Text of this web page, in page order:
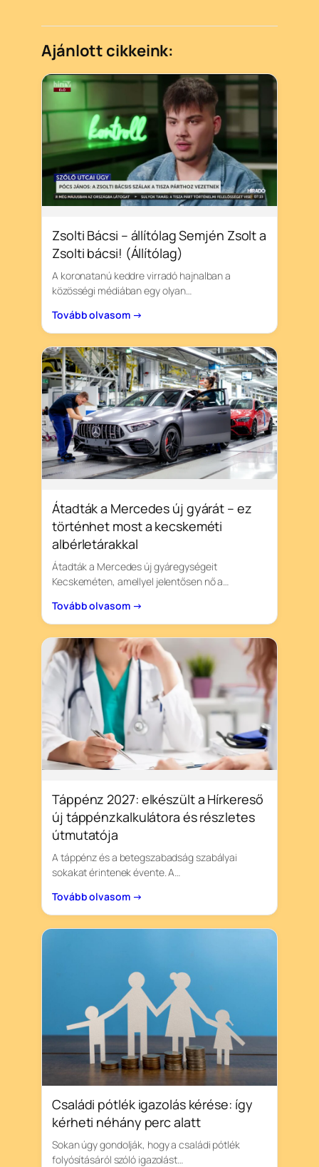
Ajánlott cikkeink:
Zsolti Bácsi – állítólag Semjén Zsolt a
Zsolti bácsi! (Állítólag)
A koronatanú keddre virradó hajnalban a
közösségi médiában egy olyan…
Tovább olvasom →
Átadták a Mercedes új gyárát – ez
történhet most a kecskeméti
albérletárakkal
Átadták a Mercedes új gyáregységeit
Kecskeméten, amellyel jelentősen nő a…
Tovább olvasom →
Táppénz 2027: elkészült a Hírkereső
új táppénzkalkulátora és részletes
útmutatója
A táppénz és a betegszabadság szabályai
sokakat érintenek évente. A…
Tovább olvasom →
Családi pótlék igazolás kérése: így
kérheti néhány perc alatt
Sokan úgy gondolják, hogy a családi pótlék
folyósításáról szóló igazolást…